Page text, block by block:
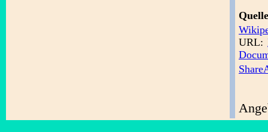
URL: